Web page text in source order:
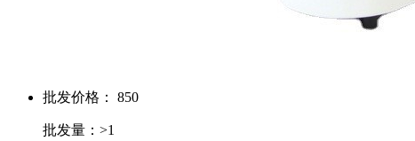
批发价格： 850
批发量：>1